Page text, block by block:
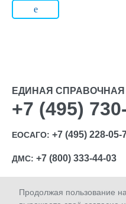
e
Продолжая пользование
ЕДИНАЯ СПРАВОЧНАЯ
+7 (495)
ЕОСАГО: +7 (495) 228-05-
ДМС: +7 (800) 333-44-03